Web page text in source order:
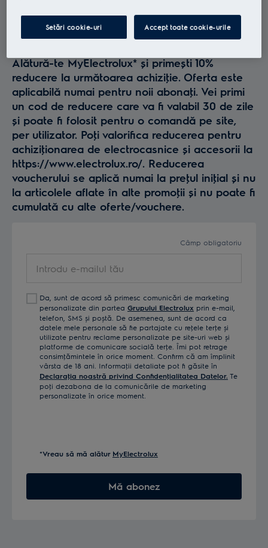
Profită la maxim de
Electrolux
Alătură-te MyElectrolux* și primești 10%
reducere la următoarea achiziţie. Oferta este
aplicabilă numai pentru noii abonaţi. Vei primi
un cod de reducere care va fi valabil 30 de zile
și poate fi folosit pentru o comandă pe site,
per utilizator. Poţi valorifica reducerea pentru
achiziţionarea de electrocasnice și accesorii la
https://www.electrolux.ro/. Reducerea
voucherului se aplică numai la preţul iniţial și nu
la articolele aflate în alte promoţii și nu poate fi
cumulată cu alte oferte/vouchere.
Câmp obligatoriu
Da, sunt de acord să primesc comunicări de marketing
personalizate din partea Grupului Electrolux prin e-mail,
telefon, SMS și poștă. De asemenea, sunt de acord ca
datele mele personale să fie partajate cu reţele terţe și
utilizate pentru reclame personalizate pe site-uri web și
platforme de comunicare socială terţe. Îmi pot retrage
consimţămintele în orice moment. Confirm că am împlinit
vârsta de 18 ani. Informaţii detaliate pot fi găsite în
Declaraţia noastră privind Confidenţialitatea Datelor. Te
poţi dezabona de la comunicările de marketing
personalizate în orice moment.
*Vreau să mă alătur MyElectrolux
Mă abonez
Setări cookie-uri Accept toate cookie-urile